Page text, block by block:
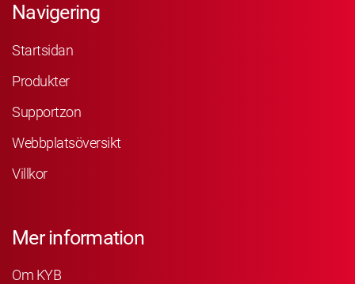
Navigering
Startsidan
Produkter
Supportzon
Webbplatsöversikt
Villkor
Mer information
Om KYB